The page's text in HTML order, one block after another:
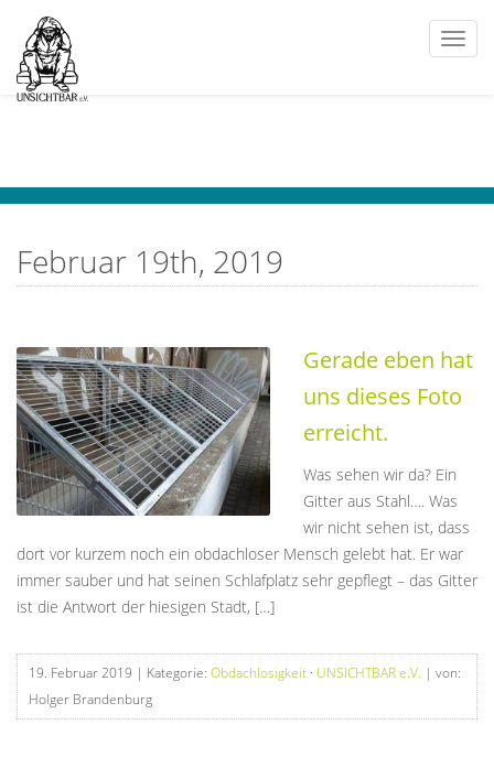
Februar 19th, 2019
Gerade eben hat
uns dieses Foto
erreicht.
Was sehen wir da? Ein
Gitter aus Stahl…. Was
wir nicht sehen ist, dass
dort vor kurzem noch ein obdachloser Mensch gelebt hat. Er war
immer sauber und hat seinen Schlafplatz sehr gepflegt – das Gitter
ist die Antwort der hiesigen Stadt, […]
19. Februar 2019 | Kategorie: Obdachlosigkeit · UNSICHTBAR e.V. | von:
Holger Brandenburg